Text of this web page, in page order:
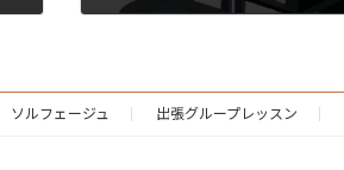
ソルフェージュ 出張グループレッスン